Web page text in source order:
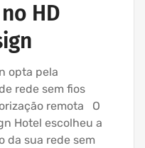
HD
opta pela
rede sem fios
remota O
Hotel escolheu a
da sua rede sem